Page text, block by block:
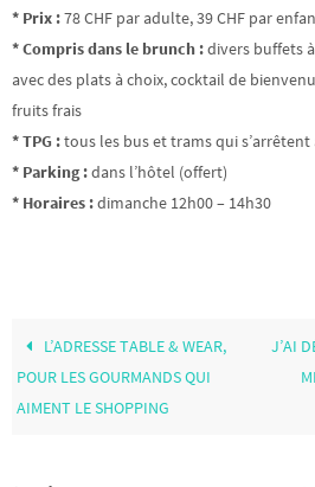
* Prix :78 CHF par adulte, 39 CHF par
* Compris dans le brunch :divers buffets
avec des plats à choix, cocktail de
fruits frais
* TPG :tous les bus et trams qui s’arrêtent
* Parking :dans l’hôtel (offert)
* Horaires :dimanche 12h00 – 14h30
L’ADRESSE TABLE & WEAR,
POUR LES GOURMANDS QUI
AIMENT LE SHOPPING
J’AI